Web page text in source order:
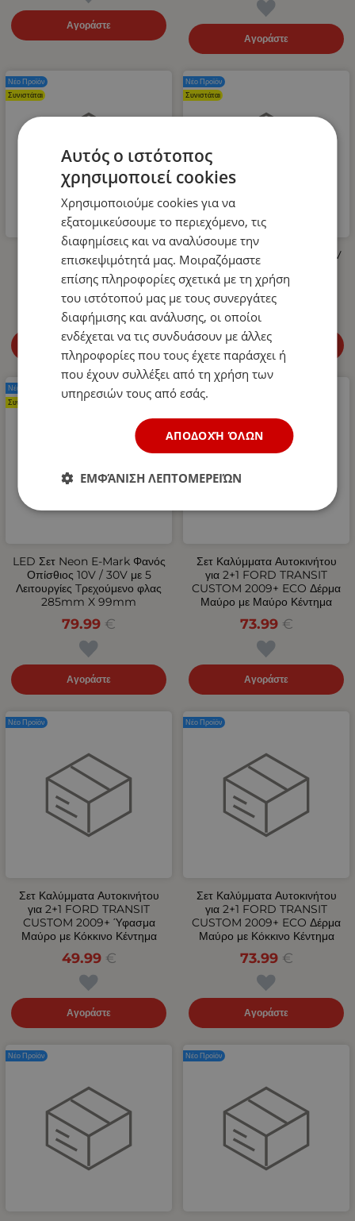
Αγοράστε
Αγοράστε
Λάστιχο Υψηλής Πίεσης για
Πλυστικό 400bar 10m
14.99 €
Αγοράστε
Νέο Προϊόν
Συνιστάται
LED Όγκου Τριπλό 12V / 24V
Πορτοκαλί 110mm x 30mm
4.99 €
Αγοράστε
Νέο Προϊόν
Συνιστάται
LED Σετ Neon Е-Мark Φανός
Οπίσθιος 10V / 30V με 5
Λειτουργίες Tρεχούμενο φλας
285mm X 99mm
79.99 €
Αγοράστε
Νέο Προϊόν
Συνιστάται
Σετ Καλύμματα Αυτοκινήτου
για 2+1 FORD TRANSIT
CUSTOM 2009+ ECO Δέρμα
Μαύρο με Μαύρο Κέντημα
73.99 €
Αγοράστε
Νέο Προϊόν
Σετ Καλύμματα Αυτοκινήτου
για 2+1 FORD TRANSIT
CUSTOM 2009+ Ύφασμα
Μαύρο με Κόκκινο Κέντημα
49.99 €
Αγοράστε
Νέο Προϊόν
Σετ Καλύμματα Αυτοκινήτου
για 2+1 FORD TRANSIT
CUSTOM 2009+ ECO Δέρμα
Μαύρο με Κόκκινο Κέντημα
73.99 €
Αγοράστε
Νέο Προϊόν
Νέο Προϊόν Νέο Προϊόν
Αυτός ο ιστότοπος
χρησιμοποιεί cookies
Χρησιμοποιούμε cookies για να
εξατομικεύσουμε το περιεχόμενο, τις
διαφημίσεις και να αναλύσουμε την
επισκεψιμότητά μας. Μοιραζόμαστε
επίσης πληροφορίες σχετικά με τη χρήση
του ιστότοπού μας με τους συνεργάτες
διαφήμισης και ανάλυσης, οι οποίοι
ενδέχεται να τις συνδυάσουν με άλλες
πληροφορίες που τους έχετε παράσχει ή
που έχουν συλλέξει από τη χρήση των
υπηρεσιών τους από εσάς.
ΑΠΟΔΟΧΉ ΌΛΩΝ
ΕΜΦΆΝΙΣΗ ΛΕΠΤΟΜΕΡΕΙΏΝ